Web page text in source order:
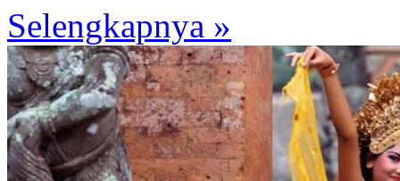
Selengkapnya »